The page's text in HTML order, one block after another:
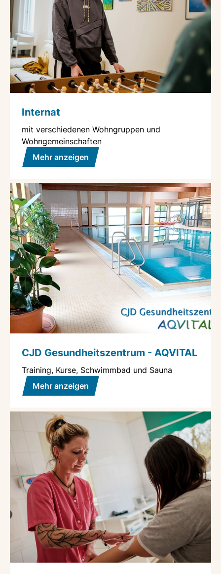
Internat
mit verschiedenen Wohngruppen und
Wohngemeinschaften
Mehr anzeigen
CJD Gesundheitszentrum - AQVITAL
Training, Kurse, Schwimmbad und Sauna
Mehr anzeigen